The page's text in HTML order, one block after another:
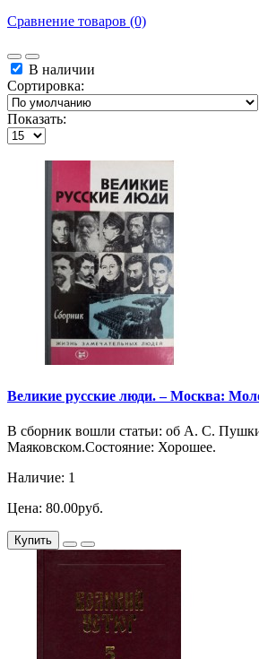
Сравнение товаров (0)
В наличии
Сортировка:
Показать:
Великие русские люди. – Москва:
В сборник вошли статьи: об А. С.
Маяковском.Состояние: Хорошее.
Наличие: 1
Цена: 80.00руб.
Купить